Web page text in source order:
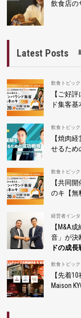
飲食店の
Latest Posts
飲食トピック
【ご好
ド集客
飲食トピック
【焼肉
せるため
飲食トピック
【共同
のキ【無
経営者イン
【M&A
音」が決
ドの成
飲食トピック
【先着
Maison